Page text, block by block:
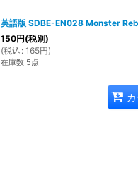
英語版 SDBE-EN028 Monster
150円(税別)
(税込 : 165円)
在庫数 5点